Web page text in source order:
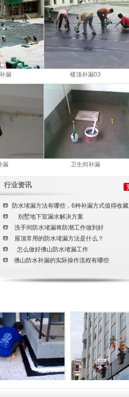
漏 楼顶补漏03
漏 卫生间补漏
行业资讯
防水堵漏方法有哪些，6种补漏方式值得收藏
别墅地下室漏水解决方案
洗手间防水堵漏将防潮工作做到好
屋顶常用的防水堵漏方法是什么？
怎么做好佛山防水堵漏工作
佛山防水补漏的实际操作流程有哪些